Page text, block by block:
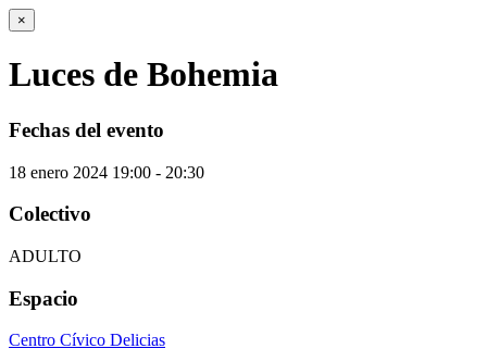
×
Luces de Bohemia
Fechas del evento
18 enero 2024 19:00 - 20:30
Colectivo
ADULTO
Espacio
Centro Cívico Delicias